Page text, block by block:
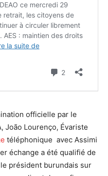
officielle par le
João Lourenço, Évariste
téléphonique avec Assimi
échange a été qualifié de
président burundais sur